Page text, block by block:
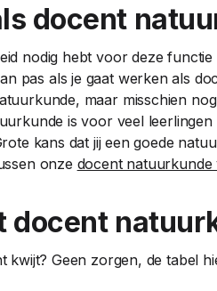
docent
nodig hebt voor deze
pas als je gaat werken als
maar misschien
is voor veel
kans dat jij een goede
onze docent natuurkunde
docent
kwijt? Geen zorgen, de tabel